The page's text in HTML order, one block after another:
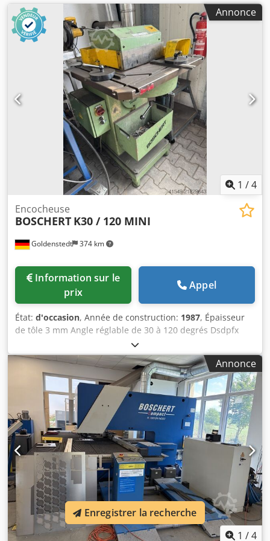
économique des capacités de production existantes. Note
concernant la vente Nous proposons cette machine pour le
compte d’un client et agissons uniquement en tant
qu’intermédiaire. La vente est effectuée directement par le
propriétaire de la machine. Nous serons ravis de faciliter
la mise en relation et de vous accompagner tout au long
du processus de vente. Une visite de la machine est
possible sur rendez-vous préalable. Nous vous ferons
parvenir sur demande d’autres données techniques, des
photos et des informations sur l’équipement. Nous
attendons avec impatience votre demande.
Annonce
1 /4
Goldenstedt 374 km
Encocheuse
BOSCHERT K30 / 120 MINI
prix
Appel
État: d'occasion, Année de construction: 1987, Épaisseur
de tôle 3 mm Angle réglable de 30 à 120 degrés Dsdpfx
Amjy Ihanoreck Hauteur de table 900 mm Poids env. 800 kg
Capacité de coupe 3 mm St40 à 150 x 150 mm, 2 mm inox
Angle de coupe réglable en continu de 30 à 120° Serrage
pneumatique de l'ajustement de l'angle (système Boschert)
La machine est en bon état
Annonce
1 /4
Enregistrer la recherche